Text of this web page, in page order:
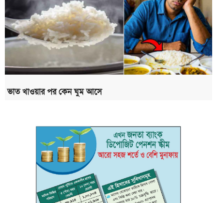
ভাত খাওয়ার পর কেন ঘুম আসে